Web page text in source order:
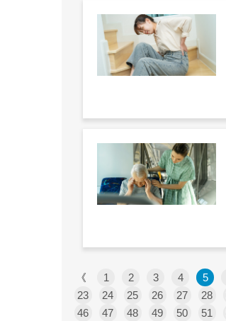
《 1 2 3 4 5
23
24 25 26 27 28
46
47 48 49 50 51